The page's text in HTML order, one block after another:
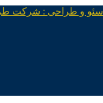
سئو و طراحی : شرکت